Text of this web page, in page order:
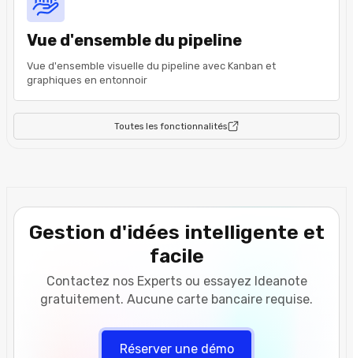
Vue d'ensemble du pipeline
Vue d'ensemble visuelle du pipeline avec Kanban et
graphiques en entonnoir
Toutes les fonctionnalités
Gestion d'idées intelligente et
facile
Contactez nos Experts ou essayez Ideanote
gratuitement. Aucune carte bancaire requise.
Réserver une démo